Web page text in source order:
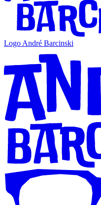
Logo André Barcinski